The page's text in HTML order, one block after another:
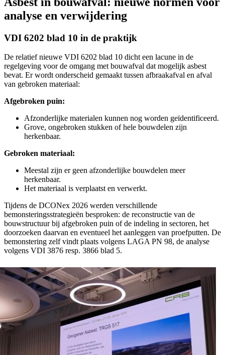
analyse en verwijdering
VDI 6202 blad 10 in de praktijk
De relatief nieuwe VDI 6202 blad 10 dicht een lacune in de
regelgeving voor de omgang met bouwafval dat mogelijk asbest
bevat. Er wordt onderscheid gemaakt tussen afbraakafval en afval
van gebroken materiaal:
Afgebroken puin:
Afzonderlijke materialen kunnen nog worden geïdentificeerd.
Grove, ongebroken stukken of hele bouwdelen zijn
herkenbaar.
Gebroken materiaal:
Meestal zijn er geen afzonderlijke bouwdelen meer
herkenbaar.
Het materiaal is verplaatst en verwerkt.
Tijdens de DCONex 2026 werden verschillende
bemonsteringsstrategieën besproken: de reconstructie van de
bouwstructuur bij afgebroken puin of de indeling in sectoren, het
doorzoeken daarvan en eventueel het aanleggen van proefputten. De
bemonstering zelf vindt plaats volgens LAGA PN 98, de analyse
volgens VDI 3876 resp. 3866 blad 5.